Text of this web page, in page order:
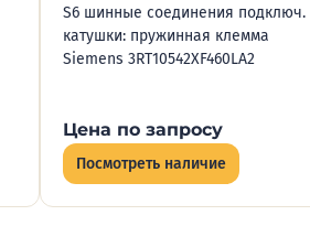
S6 шинные соединения подключ.
катушки: пружинная клемма
Siemens 3RT10542XF460LA2
Цена по запросу
Посмотреть наличие